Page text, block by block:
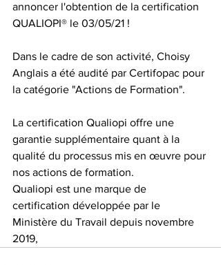
annoncer l'obtention de la certification
QUALIOPI® le 03/05/21 !
Dans le cadre de son activité, Choisy
Anglais a été audité par Certifopac pour
la catégorie "Actions de Formation".
La certification Qualiopi offre une
garantie supplémentaire quant à la
qualité du processus mis en œuvre pour
nos actions de formation.
Qualiopi est une marque de
certification développée par le
Ministère du Travail depuis novembre
2019,